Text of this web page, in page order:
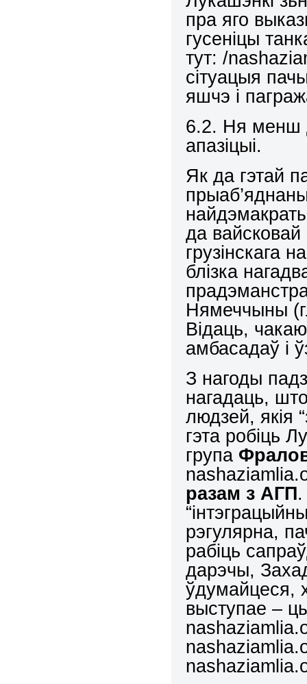
пра яго
гусеніцы
тут: /
сітуацыя
яшчэ і
6.2. Ня менш
апазіцыі.
Як да гэтай
да вайсковай
грузінскага
блізка
Нямеччыны
Відаць,
амбасадаў і
З нагоды
нагадаць,
людзей, якія
гэта робіць
група
разам з АГП
рэгулярна,
рабіць
дарэчы,
ўдумайцеся,
выступае –